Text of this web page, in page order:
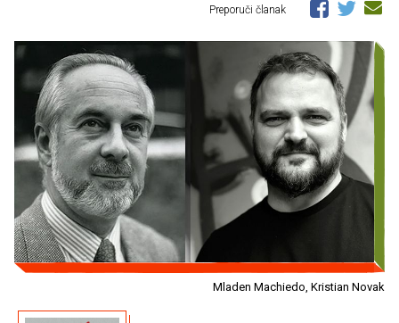
Preporuči članak
Mladen Machiedo, Kristian Novak